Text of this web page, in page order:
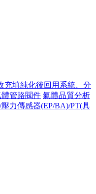
充填純化後回用系統、分
體管路閥件 氣體品質分析
力傳感器(EP/BA)/PT(具